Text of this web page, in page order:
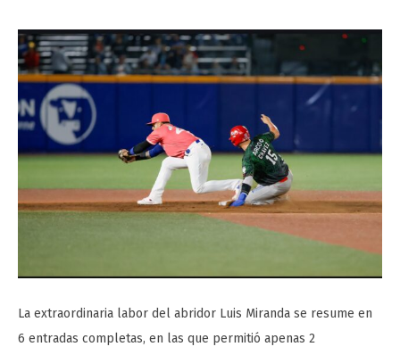
La extraordinaria labor del abridor Luis Miranda se resume en
6 entradas completas, en las que permitió apenas 2